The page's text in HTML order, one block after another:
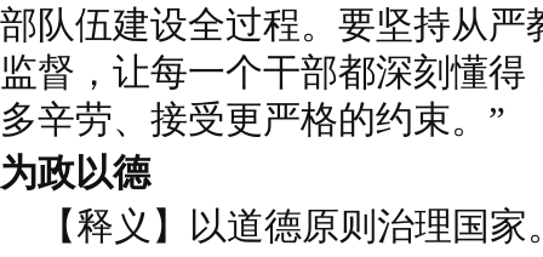
部队伍建设全过程。要坚持从严
监督，让每一个干部都深刻懂
多辛劳、接受更严格的约束。”
为政以德
【释义】以道德原则治理国家